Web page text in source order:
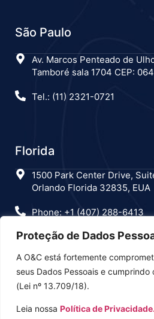
Proteção de Dados
A O&C está fortemente
seus Dados Pessoais e cumprindo
(Lei nº 13.709/18).
Leia nossa Política de Privacidade.
São Paulo
Av. Marcos Penteado de
Tamboré sala 1704 CEP:
Tel.: (11) 2321-0721
Florida
1500 Park Center Drive,
Orlando Florida 32835, EUA
Phone: +1 (407) 288-6413
Estamos nas redes